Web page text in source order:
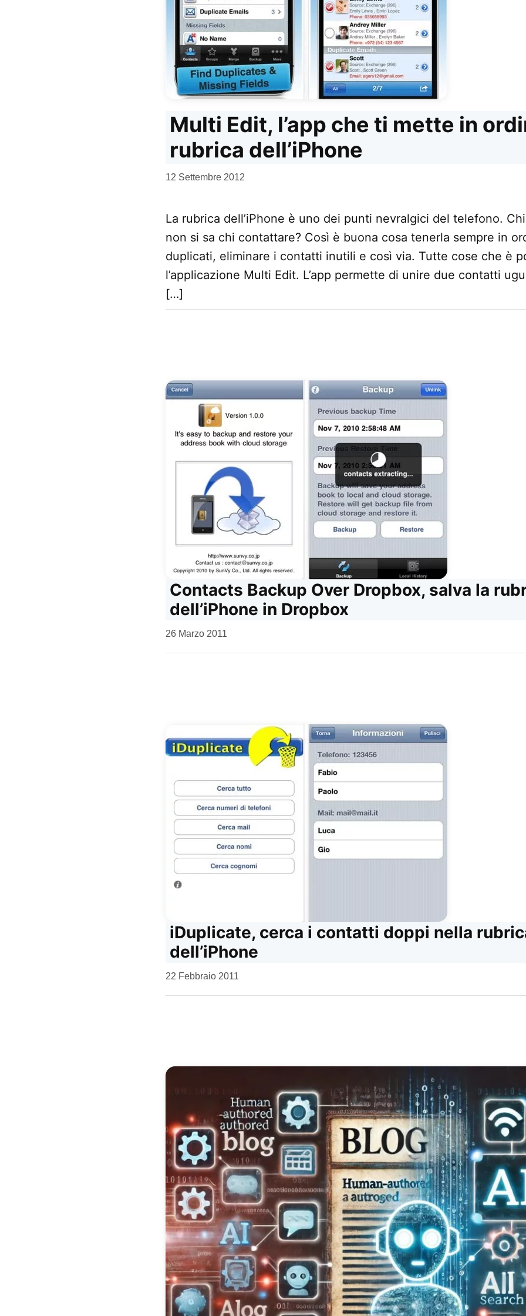
Multi Edit, l’app che ti mette in
rubrica dell’iPhone
da
12 Settembre 2012
La rubrica dell’iPhone è uno dei punti nevralgici del telefono.
non si sa chi contattare? Così è buona cosa tenerla sempre in
duplicati, eliminare i contatti inutili e così via. Tutte cose che è
l’applicazione Multi Edit. L’app permette di unire due contatti
[…]
Contacts Backup Over Dropbox, salva la
dell’iPhone in Dropbox
da
26 Marzo 2011
iDuplicate, cerca i contatti doppi nella
dell’iPhone
da
22 Febbraio 2011